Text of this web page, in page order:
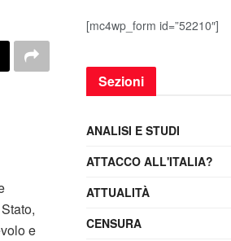
e
[mc4wp_form id=”52210″]
Sezioni
ANALISI E STUDI
ATTACCO ALL'ITALIA?
ATTUALITÀ
CENSURA